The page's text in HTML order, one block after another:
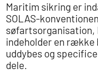
Maritim sikring er
SOLAS-
søfartsorganisation,
indeholder en række
uddybes og
dele.